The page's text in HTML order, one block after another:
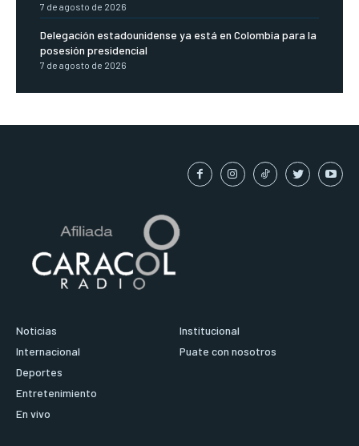
7 de agosto de 2026
Delegación estadounidense ya está en Colombia para la
posesión presidencial
7 de agosto de 2026
Noticias
Internacional
Deportes
Entretenimiento
En vivo
Institucional
Puate con nosotros